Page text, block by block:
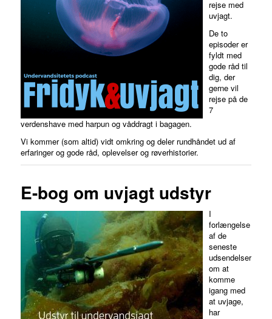
rejse med
uvjagt.
De to
episoder er
fyldt med
gode råd til
dig, der
gerne vil
rejse på de
7
verdenshave med harpun og våddragt i bagagen.
Vi kommer (som altid) vidt omkring og deler rundhåndet ud af
erfaringer og gode råd, oplevelser og røverhistorier.
E-bog om uvjagt udstyr
I
forlængelse
af de
seneste
udsendelser
om at
komme
igang med
at uvjage,
har